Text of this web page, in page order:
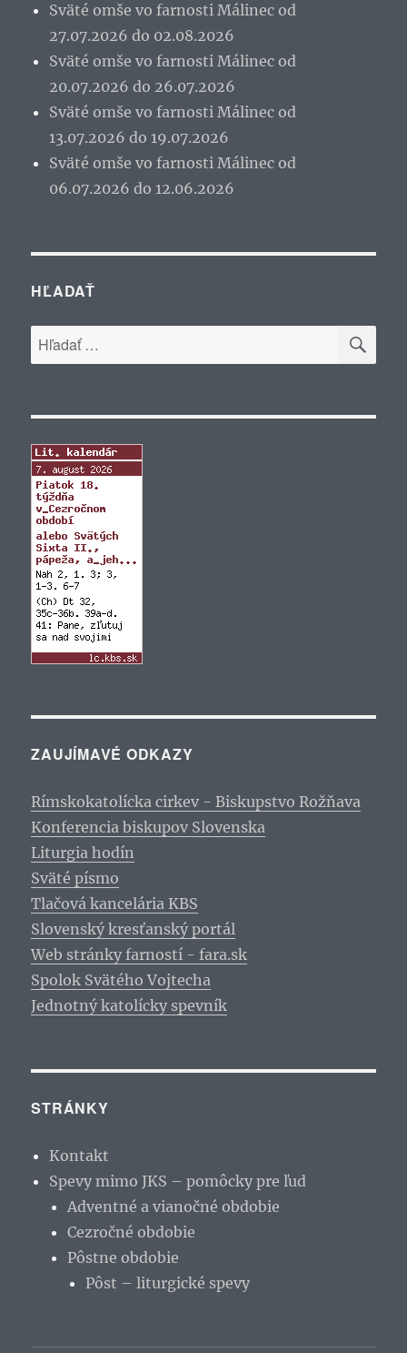
Sväté omše vo farnosti Málinec od
27.07.2026 do 02.08.2026
Sväté omše vo farnosti Málinec od
20.07.2026 do 26.07.2026
Sväté omše vo farnosti Málinec od
13.07.2026 do 19.07.2026
Sväté omše vo farnosti Málinec od
06.07.2026 do 12.06.2026
HĽADAŤ
Hľadať:
ZAUJÍMAVÉ ODKAZY
Rímskokatolícka cirkev - Biskupstvo Rožňava
Konferencia biskupov Slovenska
Liturgia hodín
Sväté písmo
Tlačová kancelária KBS
Slovenský kresťanský portál
Web stránky farností - fara.sk
Spolok Svätého Vojtecha
Jednotný katolícky spevník
STRÁNKY
Kontakt
Spevy mimo JKS – pomôcky pre ľud
Adventné a vianočné obdobie
Cezročné obdobie
Pôstne obdobie
Pôst – liturgické spevy